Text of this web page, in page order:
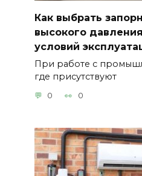
Как выбрать
высокого
условий
При работе с
где присутствуют
0 0